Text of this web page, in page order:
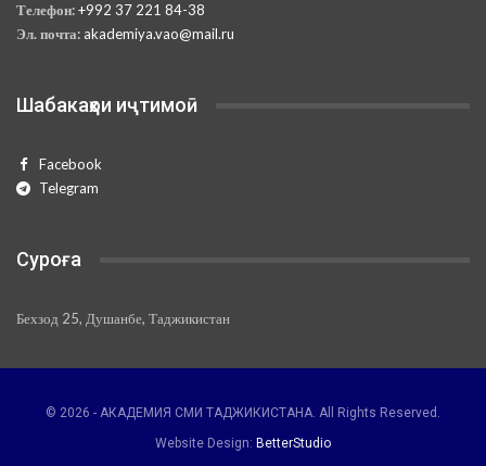
Телефон:+992 37 221 84-38
Эл. почта: akademiya.vao@mail.ru
Шабакаҳои иҷтимоӣ
Facebook
Telegram
Суроға
Бехзод 25, Душанбе, Таджикистан
© 2026 - АКАДЕМИЯ СМИ ТАДЖИКИСТАНА. All Rights Reserved.
Website Design: BetterStudio